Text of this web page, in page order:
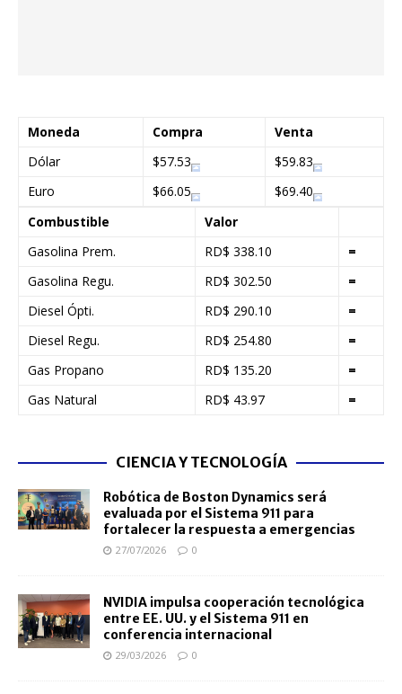
Moneda Compra
Venta
Dólar
$57.53
$59.83
Euro
$66.05
$69.40
Combustible
Valor
Gasolina Prem.
RD$ 338.10
=
Gasolina Regu.
RD$ 302.50
=
Diesel Ópti.
RD$ 290.10
=
Diesel Regu.
RD$ 254.80
=
Gas Propano
RD$ 135.20
=
Gas Natural
RD$ 43.97 =
CIENCIA Y TECNOLOGÍA
Robótica de Boston Dynamics será
evaluada por el Sistema 911 para
fortalecer la respuesta a emergencias
27/07/2026 0
NVIDIA impulsa cooperación tecnológica
entre EE. UU. y el Sistema 911 en
conferencia internacional
29/03/2026 0